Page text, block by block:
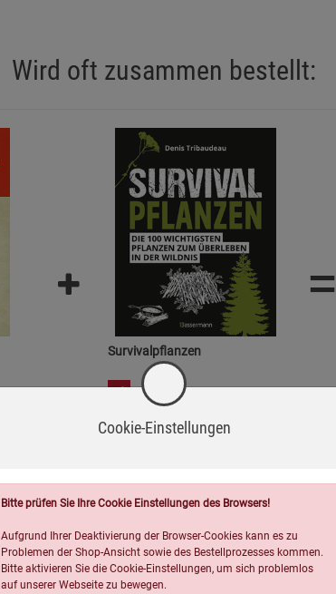
Wird oft zusammen bestellt:
Survivalpflanzen
9,99 €
=
Topseller der Kategorie
Cookie-Einstellungen
Bitte prüfen Sie Ihre Cookie Einstellungen des Browsers!
Aufgrund Ihrer Deaktivierung der Browser-Cookies kann es zu
Problemen der Shop-Ansicht sowie des Bestellprozesses kommen.
Bitte aktivieren Sie die Cookie-Einstellungen, um sich problemlos
auf unserer Webseite zu bewegen.